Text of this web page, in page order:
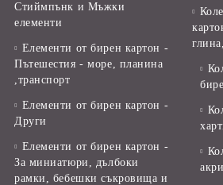
Стиймпънк и Мъжки
елементи
Елементи от бирен картон -
Пътешестия - море, планина
,транспорт
Елементи от бирен картон -
Други
Елементи от бирен картон -
За миниатюри, дълбоки
рамки, бебешки съкровища и